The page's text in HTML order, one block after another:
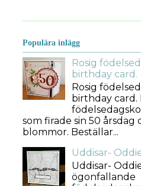
Populära inlägg
Rosig
birthday card.
Rosig
birthday card.
som firade sin 50 årsdag
blommor. Beställar...
Uddisar-
Uddisar-
ögonfallande